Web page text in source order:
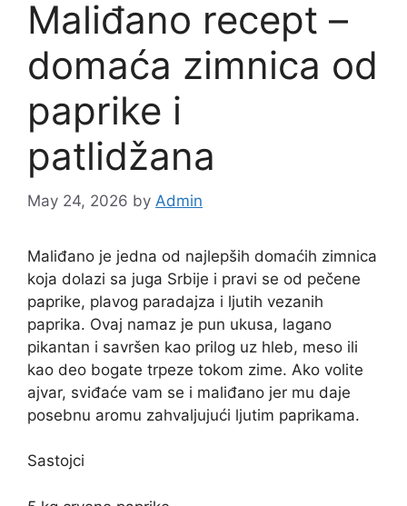
Maliđano recept –
domaća zimnica od
paprike i
patlidžana
May 24, 2026 by Admin
Maliđano je jedna od najlepših domaćih zimnica
koja dolazi sa juga Srbije i pravi se od pečene
paprike, plavog paradajza i ljutih vezanih
paprika. Ovaj namaz je pun ukusa, lagano
pikantan i savršen kao prilog uz hleb, meso ili
kao deo bogate trpeze tokom zime. Ako volite
ajvar, sviđaće vam se i maliđano jer mu daje
posebnu aromu zahvaljujući ljutim paprikama.
Sastojci